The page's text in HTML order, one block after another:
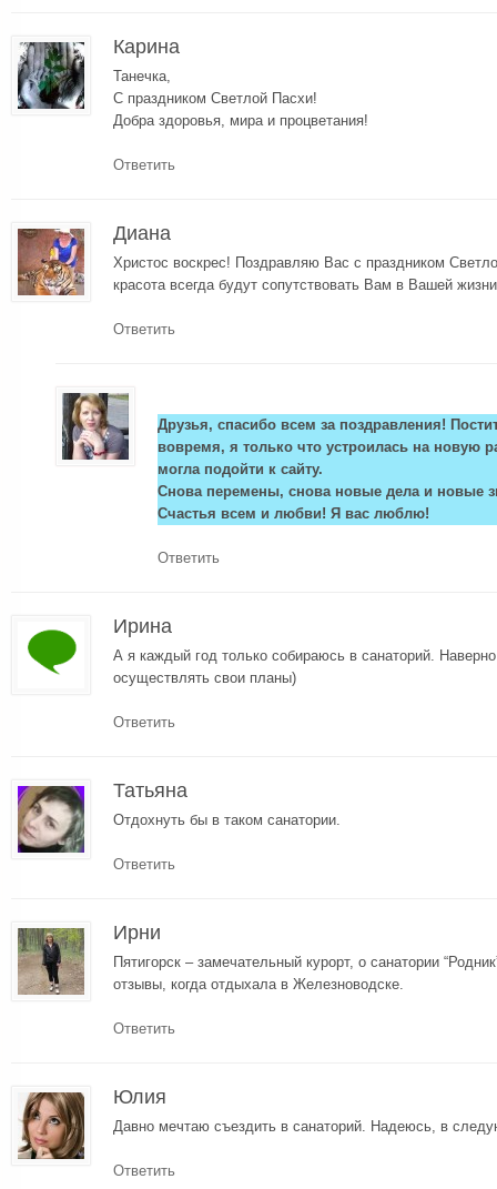
Карина
Танечка,
С праздником Светлой Пасхи!
Добра здоровья, мира и процветания!
Ответить
Диана
Христос воскрес! Поздравляю Вас с праздником
красота всегда будут сопутствовать Вам в Вашей
Ответить
Друзья, спасибо всем за поздравления!
вовремя, я только что устроилась на новую
могла подойти к сайту.
Снова перемены, снова новые дела и новые
Счастья всем и любви! Я вас люблю!
Ответить
Ирина
А я каждый год только собираюсь в санаторий.
осуществлять свои планы)
Ответить
Татьяна
Отдохнуть бы в таком санатории.
Ответить
Ирни
Пятигорск – замечательный курорт, о санатории
отзывы, когда отдыхала в Железноводске.
Ответить
Юлия
Давно мечтаю съездить в санаторий. Надеюсь, в
Ответить